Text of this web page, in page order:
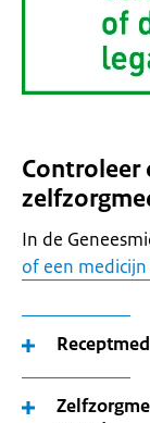
Controleer
In de
of een